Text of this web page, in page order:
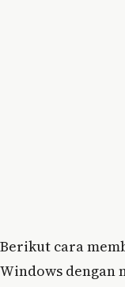
Berikut cara
Windows dengan